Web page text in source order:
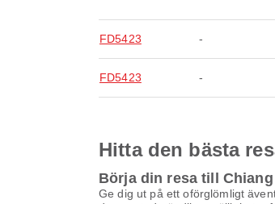
FD5423 -
FD5423 -
Hitta den bästa
Börja din resa till Chiang
Ge dig ut på ett oförglömligt